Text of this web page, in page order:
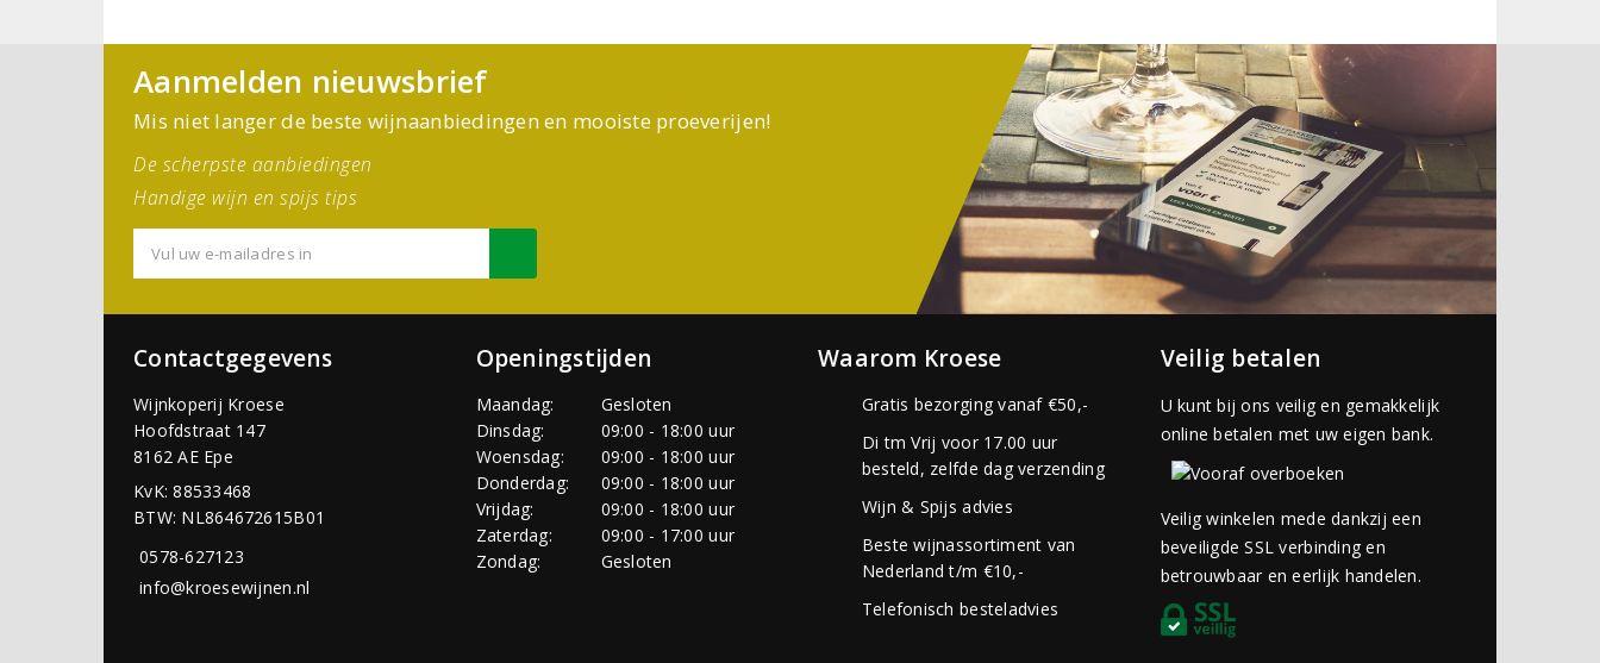
Aanmelden nieuwsbrief
Mis niet langer de beste wijnaanbiedingen en mooiste proeverijen!
De scherpste aanbiedingen
Handige wijn en spijs tips
Contactgegevens
Wijnkoperij Kroese
Hoofdstraat 147
8162 AE Epe
KvK: 88533468
BTW: NL864672615B01
0578-627123
info@kroesewijnen.nl
Openingstijden
Maandag:
Gesloten
Dinsdag:
09:00 - 18:00 uur
Woensdag:
09:00 - 18:00 uur
Donderdag:
09:00 - 18:00 uur
Vrijdag:
09:00 - 18:00 uur
Zaterdag:
09:00 - 17:00 uur
Zondag:
Gesloten
Waarom Kroese
Gratis bezorging vanaf €50,-
Di tm Vrij voor 17.00 uur
besteld, zelfde dag verzending
Wijn & Spijs advies
Beste wijnassortiment van
Nederland t/m €10,-
Telefonisch besteladvies
Veilig betalen
U kunt bij ons veilig en gemakkelijk
online betalen met uw eigen bank.
Veilig winkelen mede dankzij een
beveiligde SSL verbinding en
betrouwbaar en eerlijk handelen.